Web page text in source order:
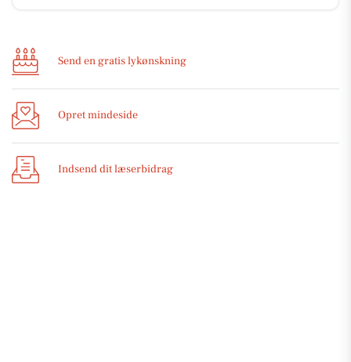
Send en gratis lykønskning
Opret mindeside
Indsend dit læserbidrag